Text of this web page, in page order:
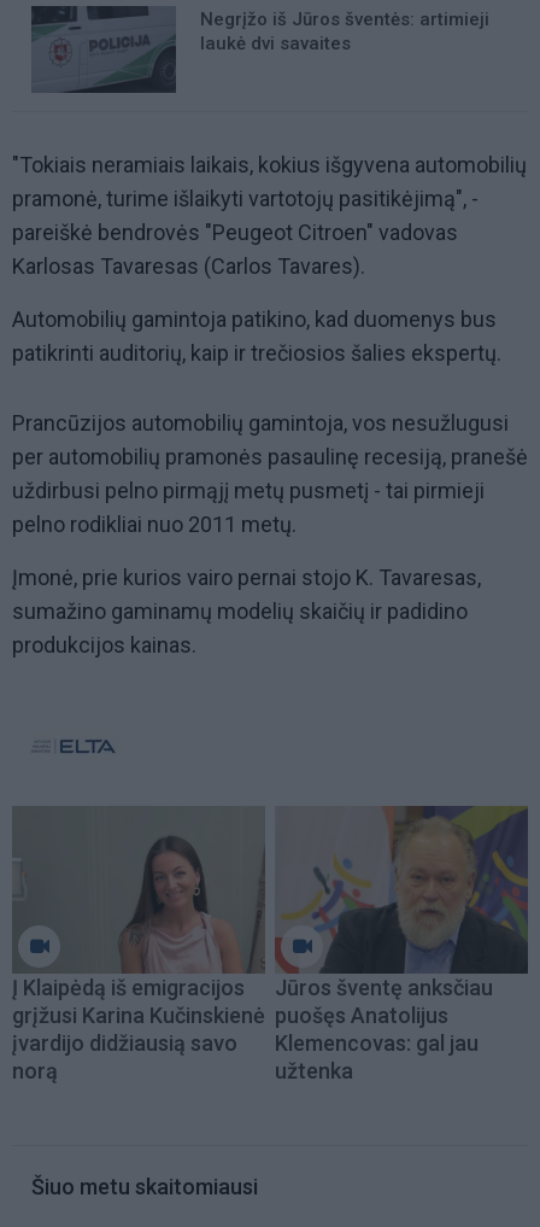
Negrįžo iš Jūros šventės: artimieji
laukė dvi savaites
"Tokiais neramiais laikais, kokius išgyvena automobilių
pramonė, turime išlaikyti vartotojų pasitikėjimą", -
pareiškė bendrovės "Peugeot Citroen" vadovas
Karlosas Tavaresas (Carlos Tavares).
Automobilių gamintoja patikino, kad duomenys bus
patikrinti auditorių, kaip ir trečiosios šalies ekspertų.
Prancūzijos automobilių gamintoja, vos nesužlugusi
per automobilių pramonės pasaulinę recesiją, pranešė
uždirbusi pelno pirmąjį metų pusmetį - tai pirmieji
pelno rodikliai nuo 2011 metų.
Įmonė, prie kurios vairo pernai stojo K. Tavaresas,
sumažino gaminamų modelių skaičių ir padidino
produkcijos kainas.
Į Klaipėdą iš emigracijos
grįžusi Karina Kučinskienė
įvardijo didžiausią savo
norą
Jūros šventę anksčiau
puošęs Anatolijus
Klemencovas: gal jau
užtenka
Šiuo metu skaitomiausi